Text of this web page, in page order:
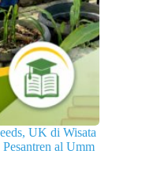
UK di Wisata
al Umm